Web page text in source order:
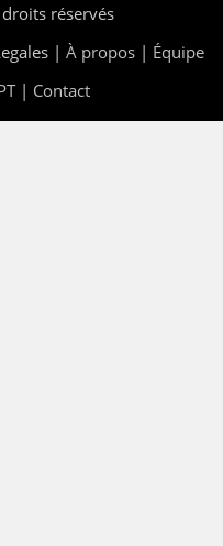
réservés
| À propos | Équipe
| Contact